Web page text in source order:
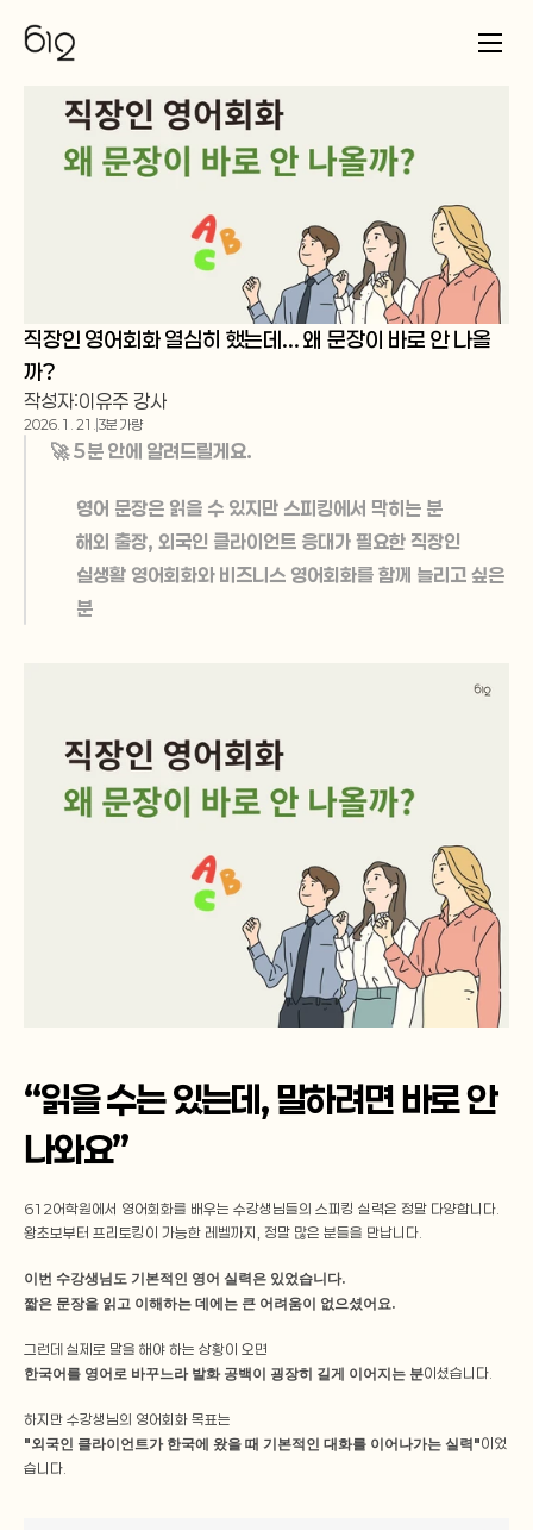
직장인 영어회화 열심히 했는데... 왜 문장이 바로 안 나올
까?
작성자:이유주 강사
2026. 1. 21. 3분 가량
🚀 5분 안에 알려드릴게요.
영어 문장은 읽을 수 있지만 스피킹에서 막히는 분
해외 출장, 외국인 클라이언트 응대가 필요한 직장인
실생활 영어회화와 비즈니스 영어회화를 함께 늘리고 싶은
분
“읽을 수는 있는데, 말하려면 바로 안
나와요”
612어학원에서 영어회화를 배우는 수강생님들의 스피킹 실력은 정말 다양합니다.
왕초보부터 프리토킹이 가능한 레벨까지, 정말 많은 분들을 만납니다.
이번 수강생님도 기본적인 영어 실력은 있었습니다.
짧은 문장을 읽고 이해하는 데에는 큰 어려움이 없으셨어요.
그런데 실제로 말을 해야 하는 상황이 오면
한국어를 영어로 바꾸느라 발화 공백이 굉장히 길게 이어지는 분이셨습니다.
하지만 수강생님의 영어회화 목표는
"외국인 클라이언트가 한국에 왔을 때 기본적인 대화를 이어나가는 실력"이었
습니다.